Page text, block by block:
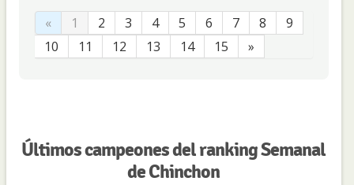
« 1 2 3 4 5 6 7 8
9
10
11 12 13 14 15 »
Últimos campeones del ranking Semanal
de Chinchon